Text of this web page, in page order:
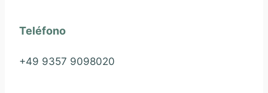
Teléfono
+49 9357 9098020